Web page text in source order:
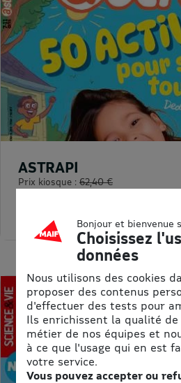
ASTRAPI
Prix kiosque : 62,40 €
Bonjour et bienvenue
Choisissez
données
Nous utilisons des cookies
proposer des contenus
d'effectuer des tests pour
Ils enrichissent la qualité
métier de nos équipes et
à ce que l'usage qui en est
votre service.
Vous pouvez accepter ou